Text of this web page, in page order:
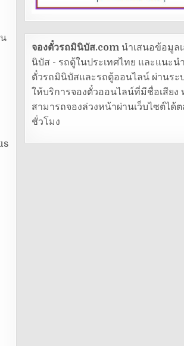
จองตั๋วรถมินิบัส.comนำเสนอข้อมูล
นิบัส - รถตู้ในประเทศไทย และแนะน
ตั๋วรถมินิบัสและรถตู้ออนไลน์ ผ่านระ
ให้บริการจองตั๋วออนไลน์ที่มีชื่อเสียง
สามารถจองล่วงหน้าผ่านเว็บไซต์ได้
ชั่วโมง